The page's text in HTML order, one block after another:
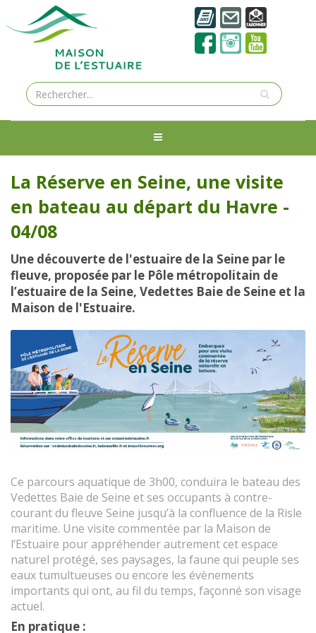
La Réserve en Seine, une visite
en bateau au départ du Havre -
04/08
Une découverte de l'estuaire de la Seine par le
fleuve, proposée par le Pôle métropolitain de
l’estuaire de la Seine, Vedettes Baie de Seine et la
Maison de l'Estuaire.
Ce parcours aquatique de 3h00, conduira le bateau des
Vedettes Baie de Seine et ses occupants à contre-
courant du fleuve Seine jusqu’à la confluence de la Risle
maritime. Une visite commentée par la Maison de
l’Estuaire pour appréhender autrement cet espace
naturel protégé, ses paysages, la faune qui peuple ses
eaux tumultueuses ou encore les évènements
importants qui ont, au fil du temps, façonné son visage
actuel.
En pratique :